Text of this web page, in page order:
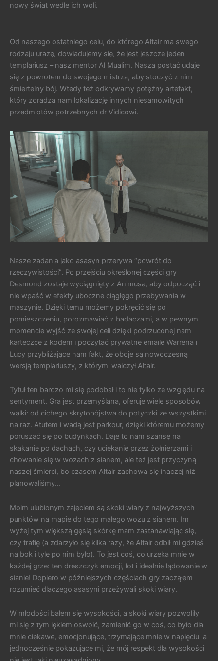
nowy świat wedle ich woli.
Od naszego ostatniego celu, do którego Altair ma swego
rodzaju urazę, dowiadujemy się, że jest jeszcze jeden
templariusz – nasz mentor Al Mualim. Nasza postać udaje
się z powrotem do swojego mistrza, aby stoczyć z nim
śmiertelny bój. Wtedy też odkrywamy potężny artefakt,
który zdradza nam lokalizację innych niesamowitych
przedmiotów potrzebnych dr Vidicowi.
Nasze zadania jako asasyn przerywa “powrót do
rzeczywistości”. Po przejściu określonej części gry
Desmond zostaje wyciągnięty z Animusa, aby odpocząć i
nie wpaść w efekty uboczne ciągłęgo przebywania w
maszynie. Dzięki temu możemy pokręcić się po
pomieszczeniu, porozmawiać z badaczami, a w pewnym
momencie wyjść ze swojej celi dzięki podrzuconej nam
karteczce z kodem i poczytać prywatne emaile Warrena i
Lucy przybliżające nam fakt, że oboje są nowoczesną
wersją templariuszy, z którymi walczył Altair.
Tytuł ten bardzo mi się podobał i to nie tylko ze względu na
sentyment. Gra jest przemyślana, oferuje wiele sposobów
walki: od cichego skrytobójstwa do potyczki ze wszystkimi
na raz. Atutem i wadą jest parkour, dzięki któremu możemy
poruszać się po budynkach. Daje to nam szansę na
skakanie po dachach, czy uciekanie przez żołnierzami i
chowanie się w wozach z sianem, ale też jest przyczyną
naszej śmierci, bo czasem Altair zachowa się inaczej niż
planowaliśmy…
Moim ulubionym zajęciem są skoki wiary z najwyższych
punktów na mapie do tego małego wozu z sianem. Im
wyżej tym większą gęsią skórkę mam zastanawiając się,
czy trafię (a zdarzyło się kilka razy, że Altair odbił mi gdzieś
na bok i tyle po nim było). To jest coś, co urzeka mnie w
każdej grze: ten dreszczyk emocji, lot i idealnie lądowanie w
sianie! Dopiero w późniejszych częściach gry zacząłem
rozumieć dlaczego asasyni przeżywali skoki wiary.
W młodości bałem się wysokości, a skoki wiary pozwoliły
mi się z tym lękiem oswoić, zamienić go w coś, co było dla
mnie ciekawe, emocjonujące, trzymające mnie w napięciu, a
jednocześnie pokazujące mi, że mój respekt dla wysokości